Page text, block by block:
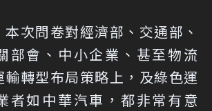
次問卷對經濟部、交通部、
部會、中小企業、甚至物流
轉型布局策略上，及綠色運
者如中華汽車，都非常有意